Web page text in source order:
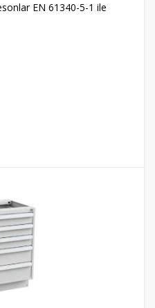
EN 61340-5-1 ile